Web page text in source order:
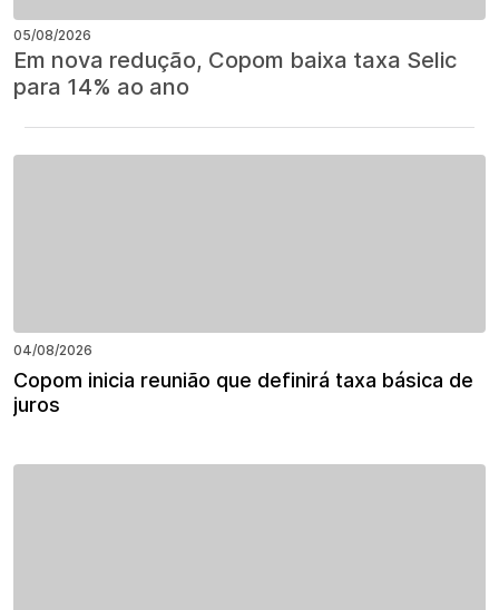
05/08/2026
Em nova redução, Copom baixa taxa Selic
para 14% ao ano
04/08/2026
Copom inicia reunião que definirá taxa básica de
juros